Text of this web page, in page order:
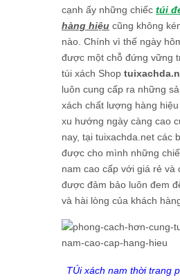
cạnh ấy những chiếc túi
hàng hiệu cũng không
nào. Chính vì thế ngày
được một chỗ đứng vững
túi xách Shop
luôn cung cấp ra những
xách chất lượng hàng
xu hướng ngày càng cao
nay, tại tuixachda.net các
được cho mình những
nam cao cấp với giá rẻ và
được đảm bảo luôn đem
và hài lòng của khách
TÚi xách nam thời trang